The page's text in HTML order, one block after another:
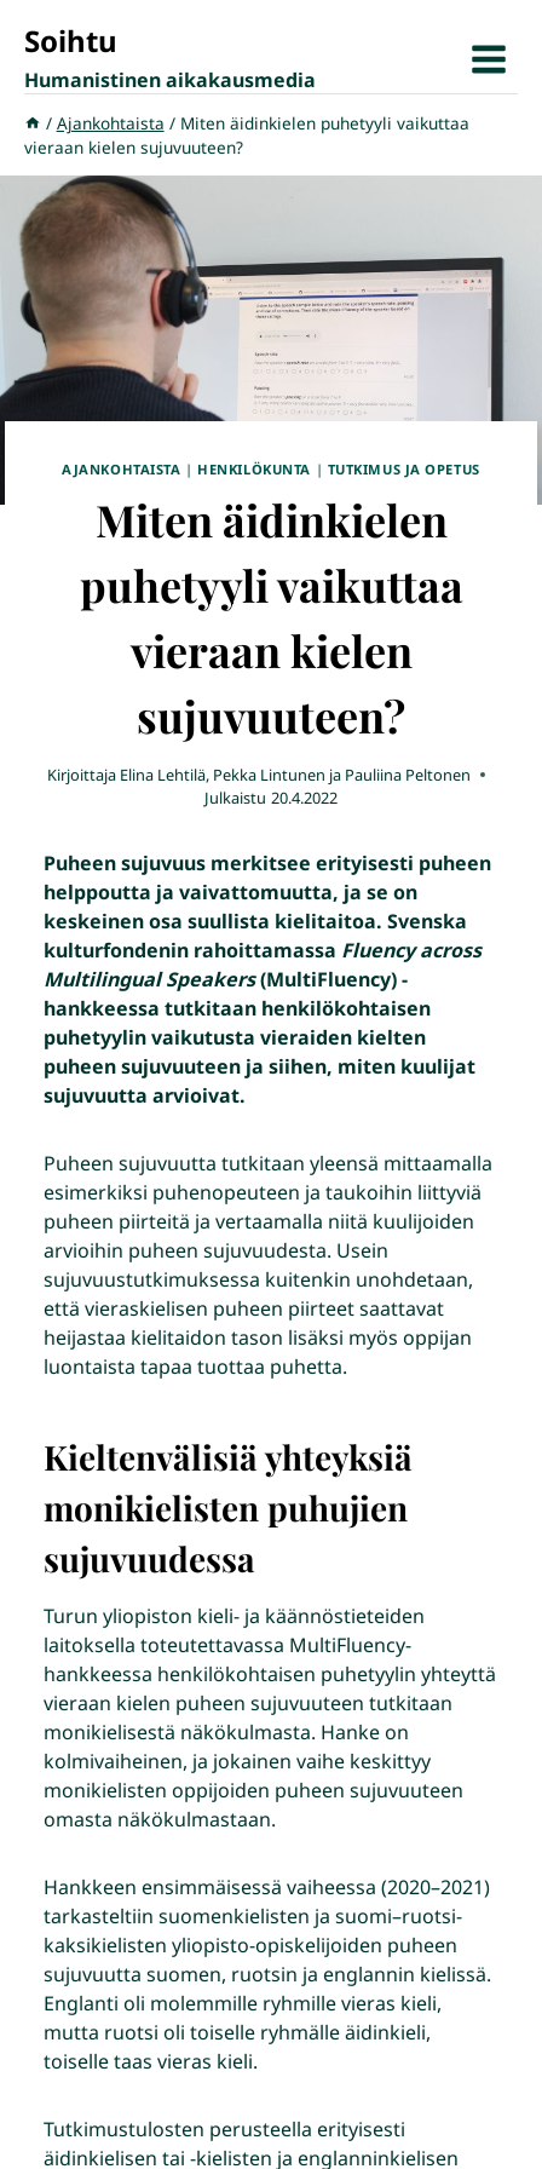
sisältöön
Soihtu
Humanistinen aikakausmedia
/ Ajankohtaista / Miten äidinkielen puhetyyli vaikuttaa
vieraan kielen sujuvuuteen?
AJANKOHTAISTA | HENKILÖKUNTA | TUTKIMUS JA OPETUS
Miten äidinkielen
puhetyyli vaikuttaa
vieraan kielen
sujuvuuteen?
Kirjoittaja Elina Lehtilä, Pekka Lintunen ja Pauliina Peltonen
Julkaistu 20.4.2022
Puheen sujuvuus merkitsee erityisesti puheen
helppoutta ja vaivattomuutta, ja se on
keskeinen osa suullista kielitaitoa. Svenska
kulturfondenin rahoittamassa Fluency across
Multilingual Speakers(MultiFluency) -
hankkeessa tutkitaan henkilökohtaisen
puhetyylin vaikutusta vieraiden kielten
puheen sujuvuuteen ja siihen, miten kuulijat
sujuvuutta arvioivat.
Puheen sujuvuutta tutkitaan yleensä mittaamalla
esimerkiksi puhenopeuteen ja taukoihin liittyviä
puheen piirteitä ja vertaamalla niitä kuulijoiden
arvioihin puheen sujuvuudesta. Usein
sujuvuustutkimuksessa kuitenkin unohdetaan,
että vieraskielisen puheen piirteet saattavat
heijastaa kielitaidon tason lisäksi myös oppijan
luontaista tapaa tuottaa puhetta.
Kieltenvälisiä yhteyksiä
monikielisten puhujien
sujuvuudessa
Turun yliopiston kieli- ja käännöstieteiden
laitoksella toteutettavassa MultiFluency-
hankkeessa henkilökohtaisen puhetyylin yhteyttä
vieraan kielen puheen sujuvuuteen tutkitaan
monikielisestä näkökulmasta. Hanke on
kolmivaiheinen, ja jokainen vaihe keskittyy
monikielisten oppijoiden puheen sujuvuuteen
omasta näkökulmastaan.
Hankkeen ensimmäisessä vaiheessa (2020–2021)
tarkasteltiin suomenkielisten ja suomi–ruotsi-
kaksikielisten yliopisto-opiskelijoiden puheen
sujuvuutta suomen, ruotsin ja englannin kielissä.
Englanti oli molemmille ryhmille vieras kieli,
mutta ruotsi oli toiselle ryhmälle äidinkieli,
toiselle taas vieras kieli.
Tutkimustulosten perusteella erityisesti
äidinkielisen tai -kielisten ja englanninkielisen